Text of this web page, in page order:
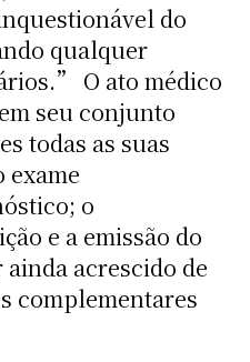
do
qualquer
O ato médico
seu conjunto
todas as suas
exame
o
e a emissão do
acrescido de
complementares